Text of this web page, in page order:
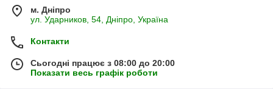
м. Дніпро
ул. Ударников, 54, Дніпро, Україна
Контакти
Сьогодні працює з 08:00 до 20:00
Показати весь графік роботи